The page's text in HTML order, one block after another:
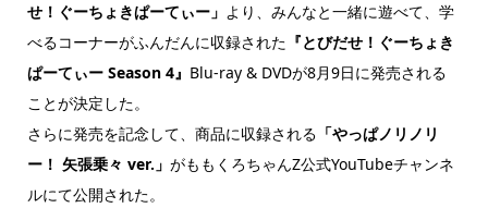
せ！ぐーちょきぱーてぃー」 より、みんなと一緒に遊べて、学
べるコーナーがふんだんに収録された 『とびだせ！ぐーちょき
ぱーてぃー Season 4』 Blu-ray & DVDが8月9日に発売される
ことが決定した。
さらに発売を記念して、商品に収録される 「やっぱノリノリ
ー！ 矢張乗々 ver.」 がももくろちゃんZ公式YouTubeチャンネ
ルにて公開された。